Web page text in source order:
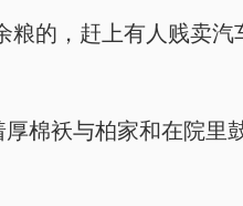
的，赶上有人贱卖
棉袄与柏家和在院里